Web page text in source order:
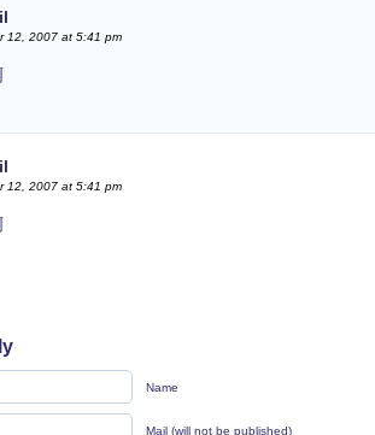
12, 2007 at 5:41 pm
12, 2007 at 5:41 pm
Name
Mail (will not be published)